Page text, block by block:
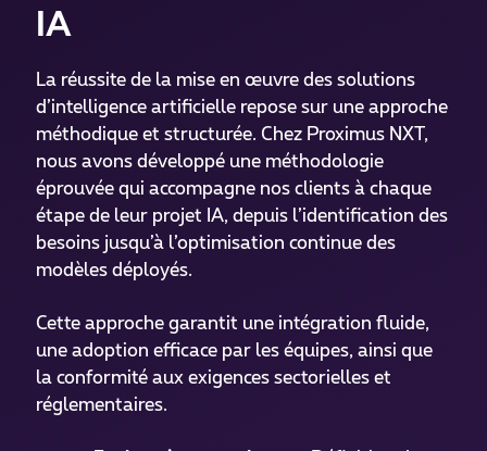
IA
La réussite de la mise en œuvre des solutions
d’intelligence artificielle repose sur une approche
méthodique et structurée. Chez Proximus NXT,
nous avons développé une méthodologie
éprouvée qui accompagne nos clients à chaque
étape de leur projet IA, depuis l’identification des
besoins jusqu’à l’optimisation continue des
modèles déployés.
Cette approche garantit une intégration fluide,
une adoption efficace par les équipes, ainsi que
la conformité aux exigences sectorielles et
réglementaires.